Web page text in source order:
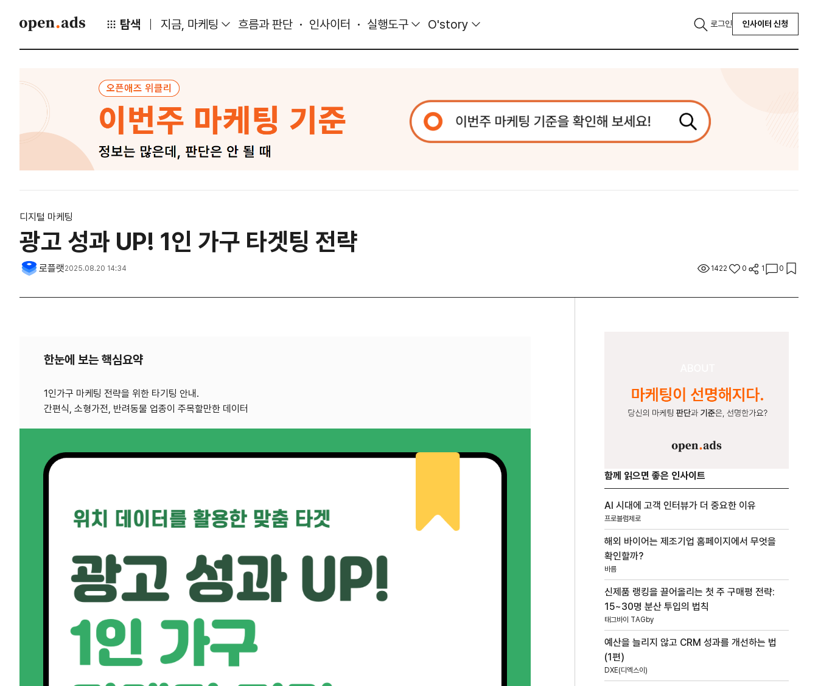
탐색 지금, 마케팅 흐름과 판단 인사이터 실행도구 O'story 로그인 인사이터 신청
디지털 마케팅
광고 성과 UP! 1인 가구 타겟팅 전략
로플랫2025.08.20 14:34 1422 0 1 0
한눈에 보는 핵심요약
1인가구 마케팅 전략을 위한 타기팅 안내.
함께 읽으면 좋은 인사이트
AI 시대에 고객 인터뷰가 더 중요한 이유
프로블럼제로
해외 바이어는 제조기업 홈페이지에서 무엇을
확인할까?
바름
신제품 랭킹을 끌어올리는 첫 주 구매평 전략:
15~30명 분산 투입의 법칙
태그바이 TAGby
예산을 늘리지 않고 CRM 성과를 개선하는 법
(1편)
DXE(디엑스이)